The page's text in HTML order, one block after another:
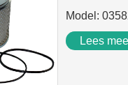
Model:
Lees